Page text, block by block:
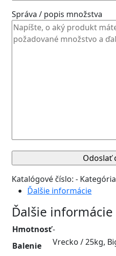
Správa / popis množstva
Katalógové číslo: -
Ďalšie informácie
Ďalšie informácie
Hmotnosť-
Balenie
Vrecko / 25kg,